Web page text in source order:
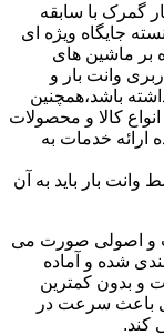
گمرک با سابقه
جایگاه ویژه ای
بر ماشین های
وانت بار و
باشد،همچنین
کالا و محصولات
ارائه خدمات به
بار باید به آن
و اصولی صورت می
شده و آماده
و بدون کمترین
باعث سرعت در
کند.